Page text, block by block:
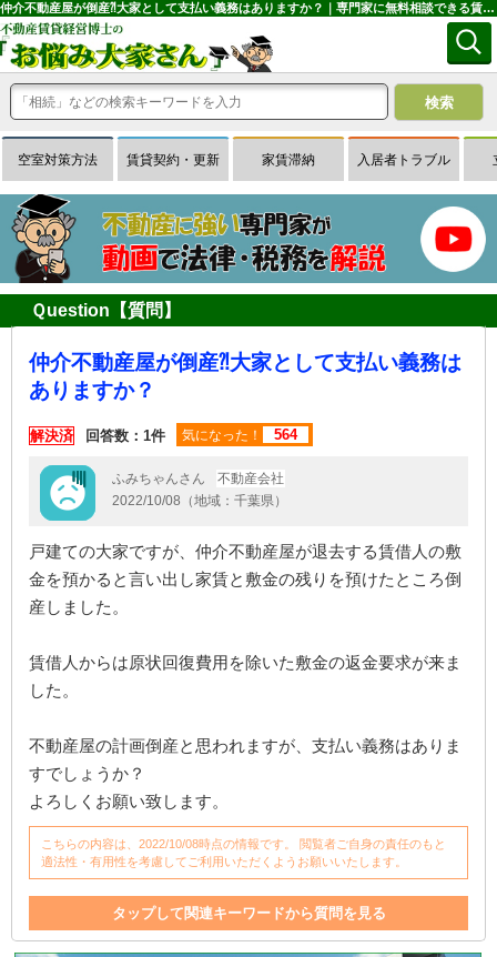
仲介不動産屋が倒産⁈大家として支払い義務はありますか？｜専門家に無料相談できる賃貸経営Ｑ＆Ａサイトはお悩み大家さん
空室対策方法 賃貸契約・更新 家賃滞納 入居者トラブル
Ｑuestion【質問】
仲介不動産屋が倒産⁈大家として支払い義務は
ありますか？
解決済 回答数：1件 気になった！ 564
ふみちゃんさん
不動産会社
2022/10/08（地域：千葉県）
戸建ての大家ですが、仲介不動産屋が退去する賃借人の敷
金を預かると言い出し家賃と敷金の残りを預けたところ倒
産しました。
賃借人からは原状回復費用を除いた敷金の返金要求が来ま
した。
不動産屋の計画倒産と思われますが、支払い義務はありま
すでしょうか？
よろしくお願い致します。
こちらの内容は、2022/10/08時点の情報です。 閲覧者ご自身の責任のもと
適法性・有用性を考慮してご利用いただくようお願いいたします。
タップして関連キーワードから質問を見る
退去 支払い義務 原状回復費 大家 不動産
仲介